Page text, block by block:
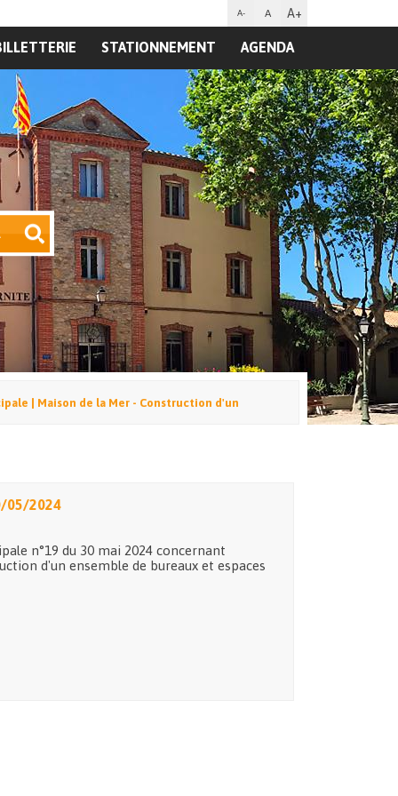
A- A A+
STATIONNEMENT AGENDA
| Maison de la Mer - Construction d'un
05/2024
n°19 du 30 mai 2024 concernant
d'un ensemble de bureaux et espaces